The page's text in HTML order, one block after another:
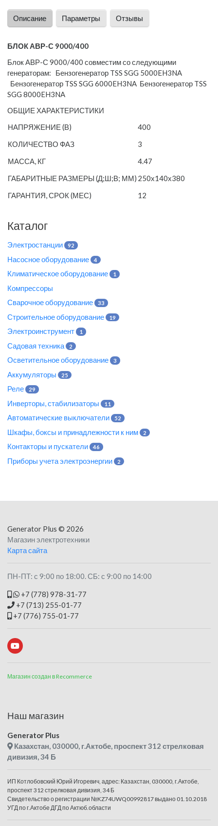
Описание Параметры Отзывы
БЛОК АВР-С 9000/400
Блок АВР-С 9000/400 совместим со следующими
генераторам: Бензогенератор TSS SGG 5000EH3NA
Бензогенератор TSS SGG 6000EH3NA Бензогенератор TSS
SGG 8000EH3NA
ОБЩИЕ ХАРАКТЕРИСТИКИ
НАПРЯЖЕНИЕ (В)
400
КОЛИЧЕСТВО ФАЗ
3
МАССА, КГ
4.47
ГАБАРИТНЫЕ РАЗМЕРЫ (Д;Ш;В; ММ) 250х140х380
ГАРАНТИЯ, СРОК (МЕС)
12
Каталог
Электростанции 92
Насосное оборудование 4
Климатическое оборудование 1
Компрессоры
Сварочное оборудование
33
Строительное оборудование 19
Электроинструмент 1
Садовая техника 2
Осветительное оборудование 3
Аккумуляторы 25
Реле 29
Инверторы, стабилизаторы 11
Автоматические выключатели 52
Шкафы, боксы и принадлежности к ним 2
Контакторы и пускатели 46
Приборы учета электроэнергии 2
Generator Plus © 2026
Магазин электротехники
Карта сайта
ПН-ПТ: с 9:00 по 18:00. СБ: с 9:00 по 14:00
+7 (778) 978-31-77
+7 (713) 255-01-77
+7 (776) 755-01-77
Магазин создан в Recommerce
Наш магазин
Generator Plus
Казахстан, 030000, г.Актобе, проспект 312 стрелковая
дивизия, 34 Б
ИП Котлобовский Юрий Игоревич, адрес: Казахстан, 030000, г.Актобе,
проспект 312 стрелковая дивизия, 34 Б
Свидетельство о регистрации №KZ74UWQ00992817 выдано 01.10.2018
УГД по г.Актобе ДГД по Актюб.области